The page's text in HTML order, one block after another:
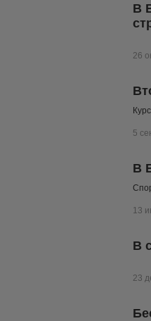
В
26
5
В
13
В
23